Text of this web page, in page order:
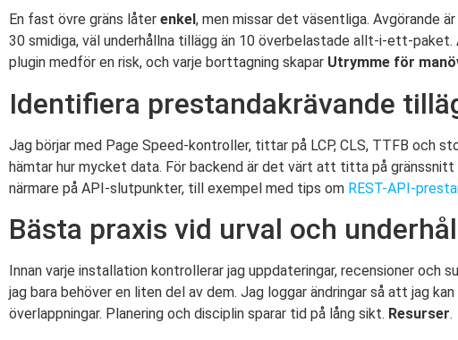
En fast övre gräns låter enkel , men missar det väsentliga. Avgörande
30 smidiga, väl underhållna tillägg än 10 överbelastade allt-i-ett-
plugin medför en risk, och varje borttagning skapar Utrymme för
Identifiera prestandakrävande
Jag börjar med Page Speed-kontroller, tittar på LCP, CLS, TTFB och
hämtar hur mycket data. För backend är det värt att titta på
närmare på API-slutpunkter, till exempel med tips om REST-API-
Bästa praxis vid urval och
Innan varje installation kontrollerar jag uppdateringar, recensioner och
jag bara behöver en liten del av dem. Jag loggar ändringar så att jag
överlappningar. Planering och disciplin sparar tid på lång sikt. Resurser.